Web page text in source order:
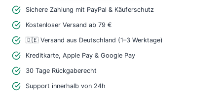
–
LAN
Gateway
mit
868
MHz
für
Sichere Zahlung mit PayPal & Käuferschutz
Kostenloser Versand ab 79 €
🇩🇪 Versand aus Deutschland (1–3 Werktage)
Kreditkarte, Apple Pay & Google Pay
30 Tage Rückgaberecht
Support innerhalb von 24h